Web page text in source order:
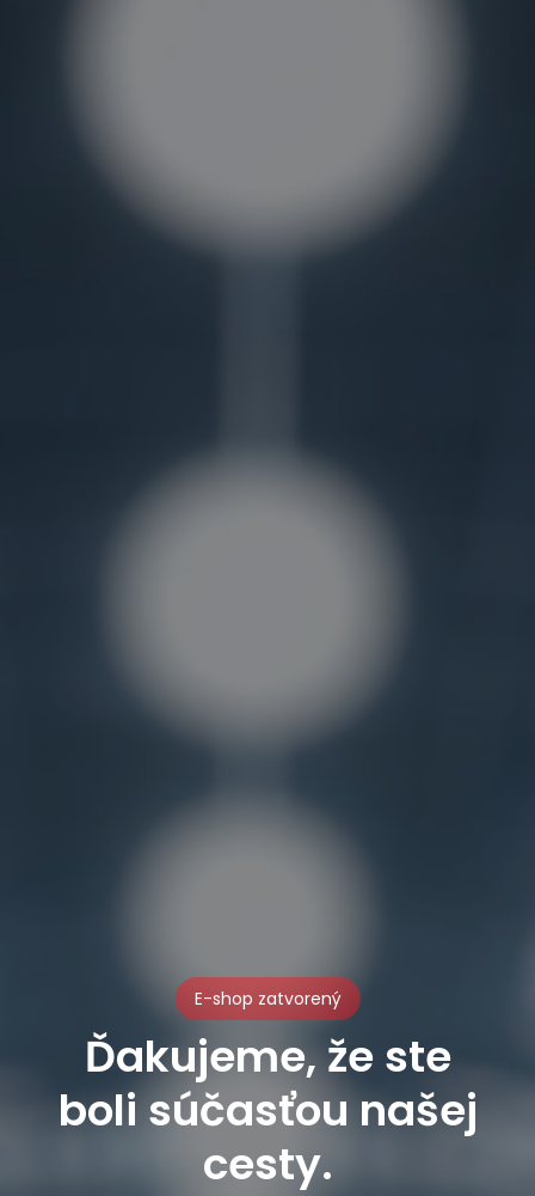
E-shop zatvorený
Ďakujeme, že ste
boli súčasťou našej
cesty.